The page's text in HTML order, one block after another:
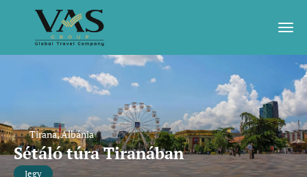
Tirana, Albánia
Sétáló túra Tiranában
Jegy